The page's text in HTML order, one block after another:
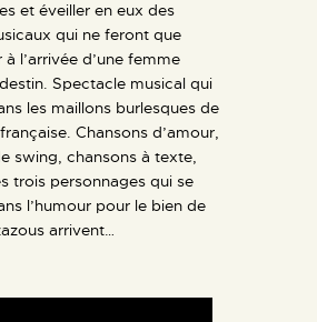
et éveiller en eux des
qui ne feront que
à l’arrivée d’une femme
Spectacle musical qui
les maillons burlesques de
Chansons d’amour,
swing, chansons à texte,
trois personnages qui se
l’humour pour le bien de
arrivent…